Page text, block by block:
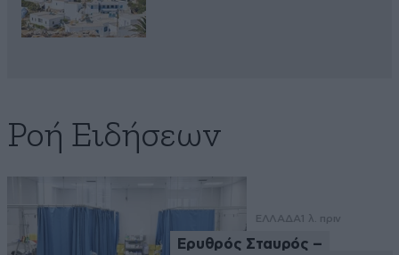
Ροή Ειδήσεων
ΕΛΛΑΔΑ 1 λ. πριν
Ερυθρός Σταυρός –